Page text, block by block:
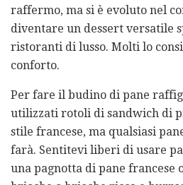
raffermo, ma si è evoluto nel
diventare un dessert versatile
ristoranti di lusso. Molti lo
conforto.
Per fare il budino di pane
utilizzati rotoli di sandwich di
stile francese, ma qualsiasi
farà. Sentitevi liberi di usare
una pagnotta di pane francese